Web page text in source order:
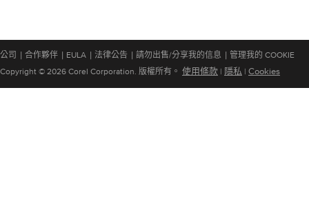
公司 | 合作夥伴 | EULA | 法律公告 | 請勿出售/分享我的信息 | 管理我的 COOKIE
Copyright © 2026 Corel Corporation. 版權所有。 使用條款 | 隱私 | Cookies